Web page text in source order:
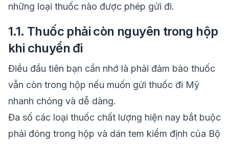
những loại thuốc nào được phép gửi đi.
1.1. Thuốc phải còn nguyên trong hộp
khi chuyển đi
Điều đầu tiên bạn cần nhớ là phải đảm bảo thuốc
vẫn còn trong hộp nếu muốn gửi thuốc đi Mỹ
nhanh chóng và dễ dàng.
Đa số các loại thuốc chất lượng hiện nay bắt buộc
phải đóng trong hộp và dán tem kiểm định của Bộ